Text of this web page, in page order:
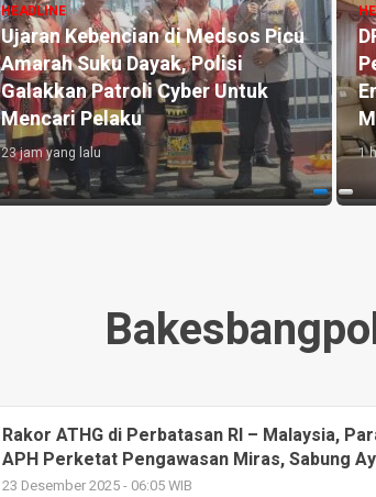
HEADLINE
Sosialisasikan Perda Anti
Narkoba, Tri Wahyuni : Hindari
Godaan dan Tekanan Teman
Sebaya
1 hari yang lalu 2
Rakor ATHG di Perbatasan RI – Malaysia,
APH Perketat Pengawasan Miras, Sabung
23 Desember 2025 - 06:05 WIB